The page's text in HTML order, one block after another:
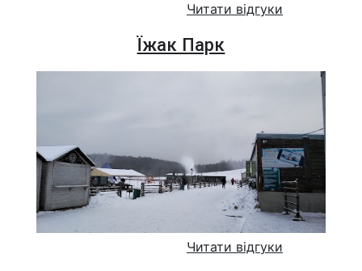
Читати відгуки
Їжак Парк
Читати відгуки